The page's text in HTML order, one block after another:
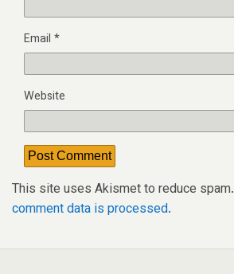
Email *
Website
This site uses Akismet to reduce spam.
comment data is processed.